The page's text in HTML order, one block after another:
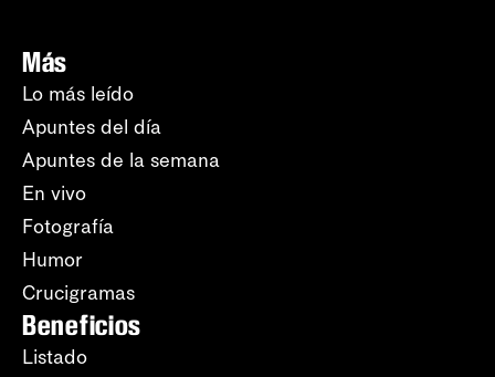
Más
Lo más leído
Apuntes del día
Apuntes de la semana
En vivo
Fotografía
Humor
Crucigramas
Beneficios
Listado